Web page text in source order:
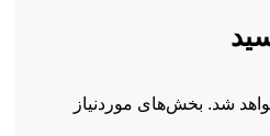
شد. بخش‌های موردنیاز